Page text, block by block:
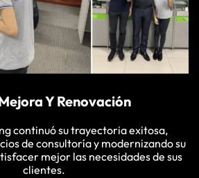
Y Renovación
continuó su trayectoria exitosa,
de consultoría y modernizando su
mejor las necesidades de sus
clientes.